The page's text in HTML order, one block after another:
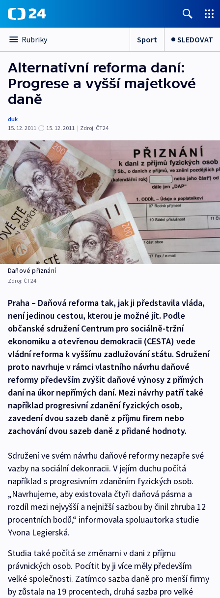
Rubriky Sport SLEDOVAT
Alternativní reforma daní:
Progrese a vyšší majetkové
daně
duk
15. 12. 2011
15. 12. 2011 | Zdroj: ČT24
Daňové přiznání
Zdroj: ČT24
Praha – Daňová reforma tak, jak ji představila vláda,
není jedinou cestou, kterou je možné jít. Podle
občanské sdružení Centrum pro sociálně-tržní
ekonomiku a otevřenou demokracii (CESTA) vede
vládní reforma k vyššímu zadlužování státu. Sdružení
proto navrhuje v rámci vlastního návrhu daňové
reformy především zvýšit daňové výnosy z přímých
daní na úkor nepřímých daní. Mezi návrhy patří také
například progresivní zdanění fyzických osob,
zavedení dvou sazeb daně z příjmu firem nebo
zachování dvou sazeb daně z přidané hodnoty.
Sdružení ve svém návrhu daňové reformy nezapře své
vazby na sociální dekonracii. V jejím duchu počítá
například s progresivním zdaněním fyzických osob.
„Navrhujeme, aby existovala čtyři daňová pásma a
rozdíl mezi nejvyšší a nejnižší sazbou by činil zhruba 12
procentních bodů,“ informovala spoluautorka studie
Yvona Legierská.
Studia také počítá se změnami v dani z příjmu
právnických osob. Pocítit by ji více měly především
velké společnosti. Zatímco sazba daně pro menší firmy
by zůstala na 19 procentech, druhá sazba pro velké